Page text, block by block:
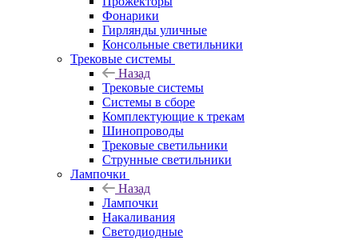
Фонарики
Гирлянды уличные
Консольные светильники
Трековые системы
Назад
Трековые системы
Системы в сборе
Комплектующие к трекам
Шинопроводы
Трековые светильники
Струнные светильники
Лампочки
Назад
Лампочки
Накаливания
Светодиодные